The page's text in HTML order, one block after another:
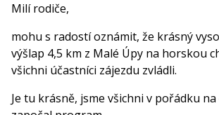
Milí rodiče,
mohu s radostí oznámit, že krásný
výšlap 4,5 km z Malé Úpy na horskou
všichni účastníci zájezdu zvládli.
Je tu krásně, jsme všichni v pořádku